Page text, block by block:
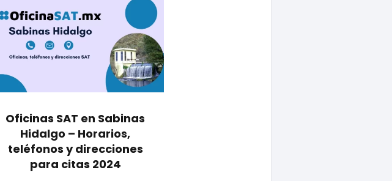
Oficinas SAT en Sabinas
Hidalgo – Horarios,
teléfonos y direcciones
para citas 2024